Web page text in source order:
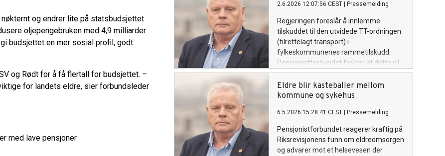
og endrer lite på statsbudsjettet
oljepengebruken med 4,9 milliarder
budsjettet en mer sosial profil, godt
og Rødt for å få flertall for budsjettet. –
for landets eldre, sier forbundsleder
med lave pensjoner
at målrettet arbeid nytter,
2.6.2026 12:07:56 CEST Pressemelding
Regjeringen foreslår å innlemme
tilskuddet til den utvidede TT-ordningen
(tilrettelagt transport) i
fylkeskommunenes rammetilskudd.
Pensjonistforbundet frykter at dette vil
føre til et dårligere og mer ulikt tilbud for
brukerne.
Eldre blir kasteballer mellom
kommune og sykehus
6.5.2026 15:28:41 CEST Pressemelding
Pensjonistforbundet reagerer kraftig på
Riksrevisjonens funn om eldreomsorgen
og advarer mot et helsevesen der